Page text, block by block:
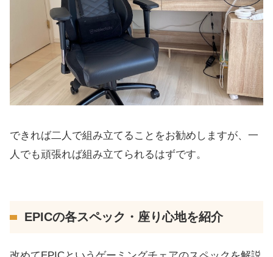
できれば二人で組み立てることをお勧めしますが、一
人でも頑張れば組み立てられるはずです。
EPICの各スペック・座り心地を紹介